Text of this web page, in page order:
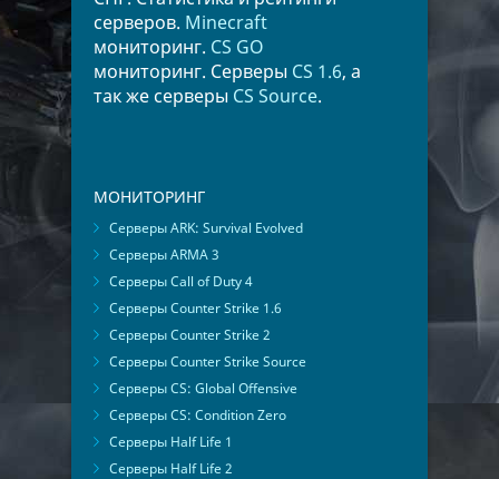
серверов. Minecraft
мониторинг. CS GO
мониторинг. Серверы CS 1.6, а
так же серверы CS Source.
МОНИТОРИНГ
Серверы ARK: Survival Evolved
Серверы ARMA 3
Серверы Call of Duty 4
Серверы Counter Strike 1.6
Серверы Counter Strike 2
Серверы Counter Strike Source
Серверы CS: Global Offensive
Серверы CS: Condition Zero
Серверы Half Life 1
Серверы Half Life 2